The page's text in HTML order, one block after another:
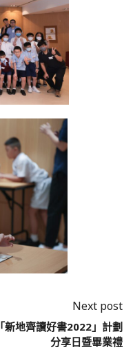
Next post
「新地齊讀好書2022」計劃
分享日暨畢業禮